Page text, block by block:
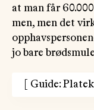
at man får
men, men det
jo bare
Guide: